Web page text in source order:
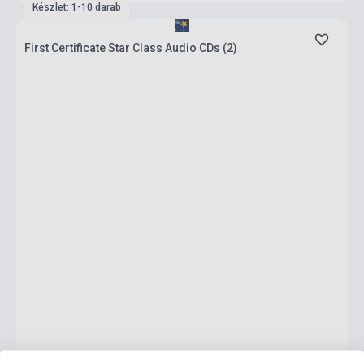
Készlet: 1-10 darab
First Certificate Star Class Audio CDs (2)